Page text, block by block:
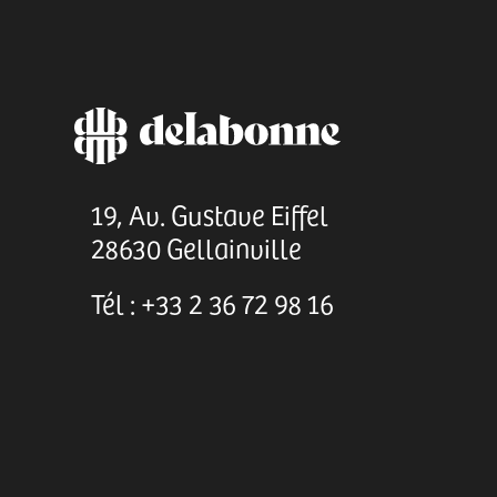
19, Av. Gustave Eiffel
28630 Gellainville
Tél : +33 2 36 72 98 16